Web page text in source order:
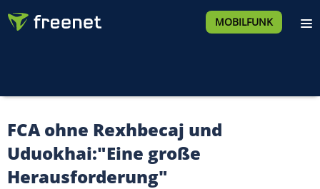
MOBILFUNK
FCA ohne Rexhbecaj und
Uduokhai:"Eine große
Herausforderung"